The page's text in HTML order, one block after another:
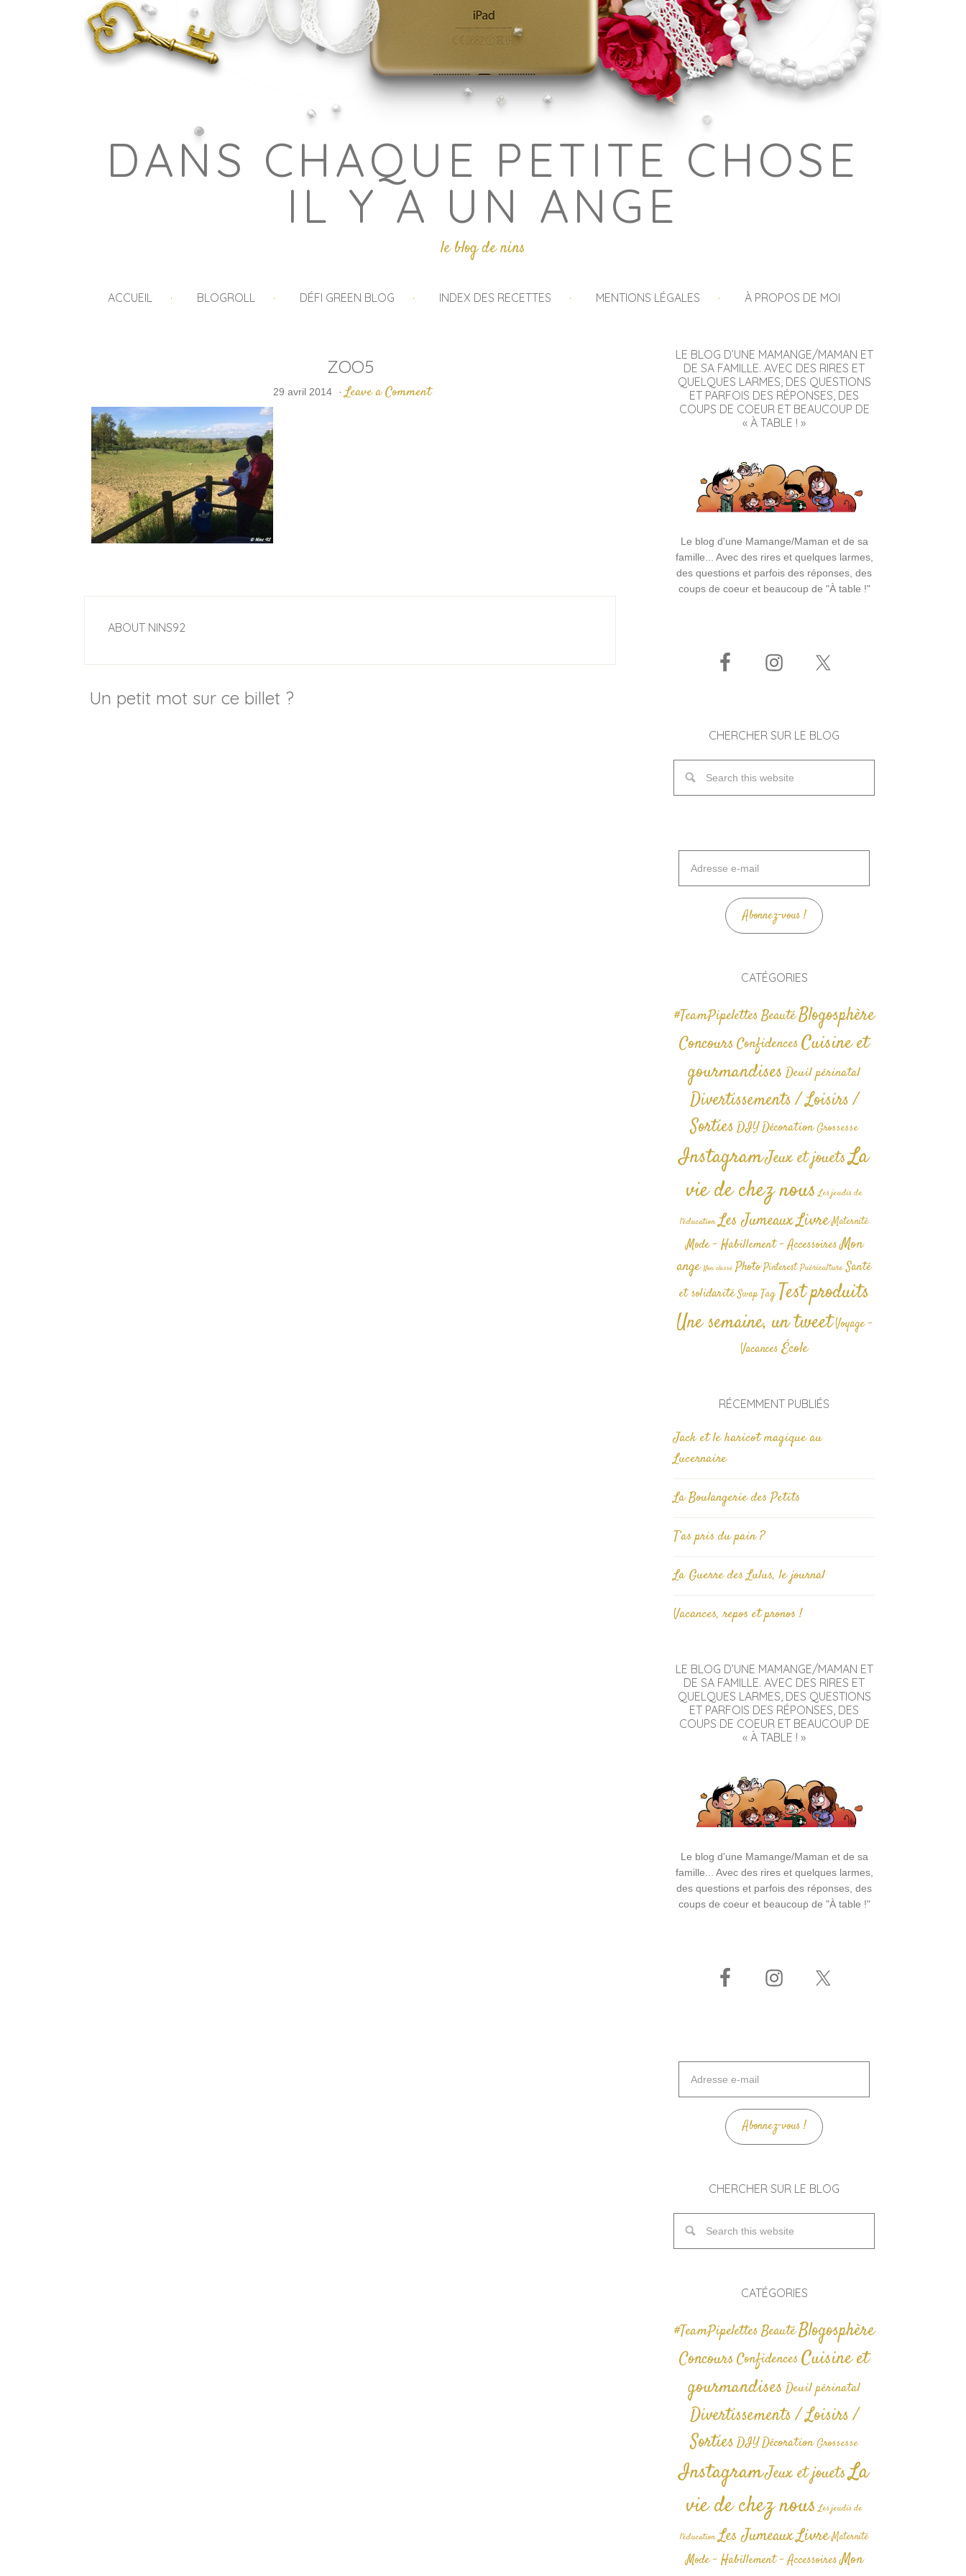
DANS CHAQUE PETITE CHOSE
IL Y A UN ANGE
le blog de nins
ACCUEIL BLOGROLL DÉFI GREEN BLOG INDEX DES RECETTES MENTIONS LÉGALES À PROPOS DE MOI
ZOO5
29 avril 2014 · Leave a Comment
ABOUT NINS92
Un petit mot sur ce billet ?
LE BLOG D’UNE MAMANGE/MAMAN ET
DE SA FAMILLE. AVEC DES RIRES ET
QUELQUES LARMES, DES QUESTIONS
ET PARFOIS DES RÉPONSES, DES
COUPS DE COEUR ET BEAUCOUP DE
« À TABLE ! »
Le blog d'une Mamange/Maman et de sa
famille... Avec des rires et quelques larmes,
des questions et parfois des réponses, des
coups de coeur et beaucoup de "À table !"
CHERCHER SUR LE BLOG
mail
Abonnez-vous !
CATÉGORIES
#TeamPipelettesBeautéBlogosphère
ConcoursConfidences Cuisine et
gourmandises Deuil périnatal
Divertissements / Loisirs /
SortiesDIYDécoration Grossesse
InstagramJeux et jouetsLa
vie de chez nous Les jeudis de
l'éducation Les JumeauxLivre Maternité
Mode - Habillement - AccessoiresMon
ange Non classé Photo Pinterest Puériculture Santé
et solidarité Swap TagTest produits
Une semaine, un tweetVoyage -
Vacances École
RÉCEMMENT PUBLIÉS
Jack et le haricot magique au
Lucernaire
La Boulangerie des Petits
T’as pris du pain ?
La Guerre des Lulus, le journal
Vacances, repos et pronos !
LE BLOG D’UNE MAMANGE/MAMAN ET
DE SA FAMILLE. AVEC DES RIRES ET
QUELQUES LARMES, DES QUESTIONS
ET PARFOIS DES RÉPONSES, DES
COUPS DE COEUR ET BEAUCOUP DE
« À TABLE ! »
Le blog d'une Mamange/Maman et de sa
famille... Avec des rires et quelques larmes,
des questions et parfois des réponses, des
coups de coeur et beaucoup de "À table !"
mail
Abonnez-vous !
CHERCHER SUR LE BLOG
CATÉGORIES
#TeamPipelettesBeautéBlogosphère
ConcoursConfidences Cuisine et
gourmandises Deuil périnatal
Divertissements / Loisirs /
SortiesDIYDécoration Grossesse
InstagramJeux et jouetsLa
vie de chez nous Les jeudis de
l'éducation Les JumeauxLivre Maternité
Mode - Habillement - AccessoiresMon